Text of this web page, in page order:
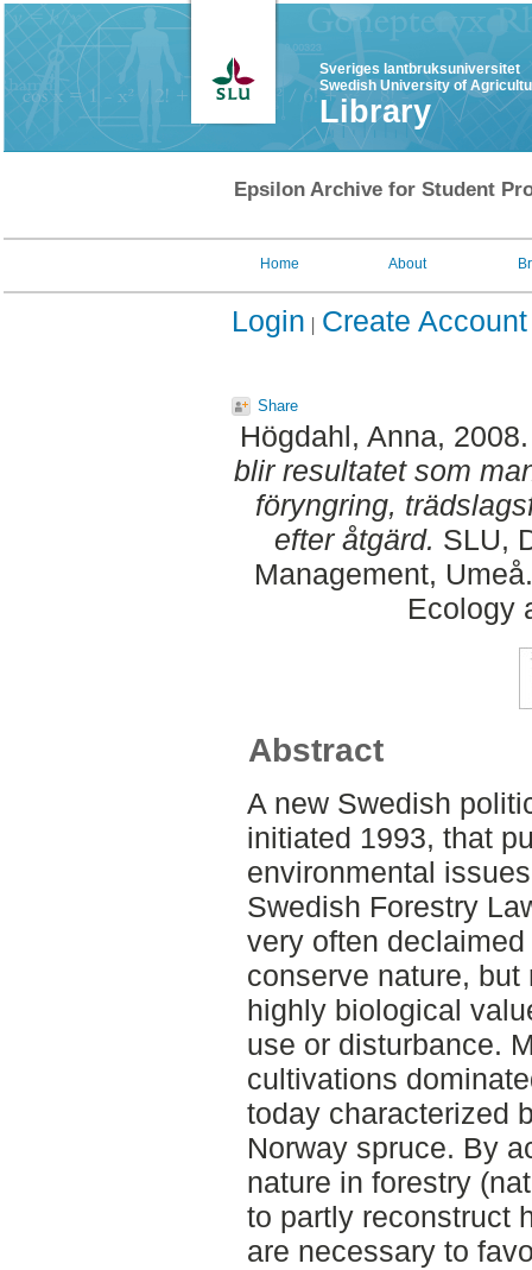
Sveriges lantbruksuniversitet
Swedish University of
Library
Epsilon Archive for Student
Home About
Login Create Account
Share
Högdahl, Anna,
blir resultatet som
föryngring,
efter åtgärd. SLU,
Management,
Ecology
Abstract
A new Swedish
initiated 1993, that
environmental
Swedish Forestry
very often
conserve nature,
highly biological
use or disturbance.
cultivations
today characterized
Norway spruce. By
nature in forestry
to partly reconstruct
are necessary to